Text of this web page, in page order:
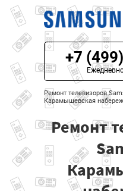
ЦЕНЫ НА РЕМОНТ
О СЕРВИСЕ
МОДЕЛИ SAMSUNG
НАШИ КОНТАКТЫ
+7
Ремонт телевизоров
Карамышевская
Ремонт